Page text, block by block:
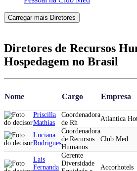
Carregar mais Diretores
Diretores de Recursos
Hospedagem no Brasil
Nome Cargo Empresa
Priscilla
Mathias
Coordenadora
de Rh
Atlantica
Luciana
Rodrigues
Coordenadora
de Recursos
Humanos
Club Med
Lais
Fernanda
Gerente
Diversidade
Accorhotels